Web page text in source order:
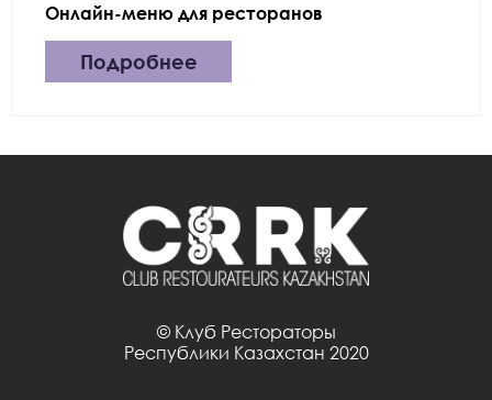
Онлайн-меню для ресторанов
Подробнее
© Клуб Рестораторы
Республики Казахстан 2020